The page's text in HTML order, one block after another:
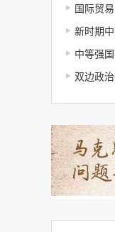
国际贸
新时期
中等强
双边政